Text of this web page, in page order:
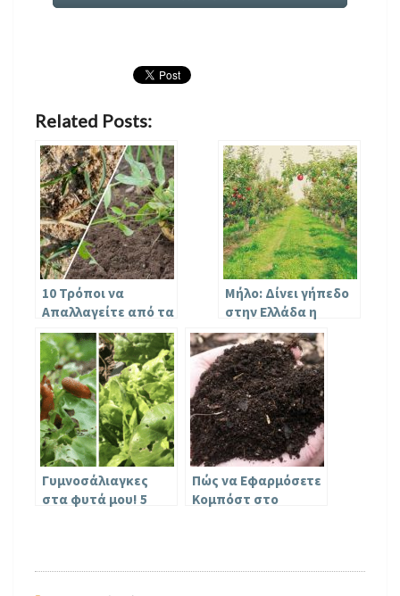
Related Posts:
10 Τρόποι να
Απαλλαγείτε από τα
Ζιζάνια χωρίς τη
Χρήση Επικίνδυνων
Χημικών
Μήλο: Δίνει γήπεδο
στην Ελλάδα η
πτώση της
ευρωπαϊκής
παραγωγής
Γυμνοσάλιαγκες
στα φυτά μου! 5
Πώς να Εφαρμόσετε
Κομπόστ στο
Φυτά σας την